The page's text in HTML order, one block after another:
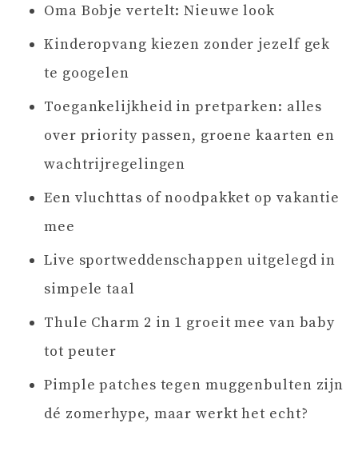
Oma Bobje vertelt: Nieuwe look
Kinderopvang kiezen zonder jezelf gek
te googelen
Toegankelijkheid in pretparken: alles
over priority passen, groene kaarten en
wachtrijregelingen
Een vluchttas of noodpakket op vakantie
mee
Live sportweddenschappen uitgelegd in
simpele taal
Thule Charm 2 in 1 groeit mee van baby
tot peuter
Pimple patches tegen muggenbulten zijn
dé zomerhype, maar werkt het echt?